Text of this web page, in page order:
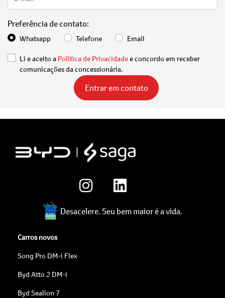
Preferência de contato:
Whatsapp Telefone Email
Li e aceito a Política de Privacidadee concordo em receber
comunicações da concessionária.
Entrar em contato
Desacelere. Seu bem maior é a vida.
Carros novos
Song Pro DM-i Flex
Byd Atto 2 DM-i
Byd Sealion 7